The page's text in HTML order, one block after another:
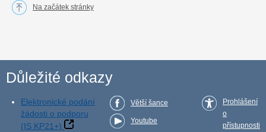
Na začátek stránky
Důležité odkazy
Elektronické podání
žádosti o podporu
(IS KP21+)
Větší šance
Youtube
Prohlášení
o
přístupnosti